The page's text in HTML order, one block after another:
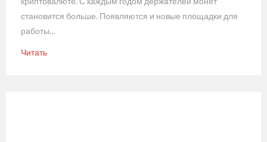
становится больше. Появляются и новые площадки для
работы…
Читать